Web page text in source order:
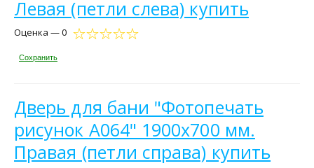
Левая (петли слева) купить
Оценка — 0
Сохранить
Дверь для бани "Фотопечать
рисунок А064" 1900х700 мм.
Правая (петли справа) купить